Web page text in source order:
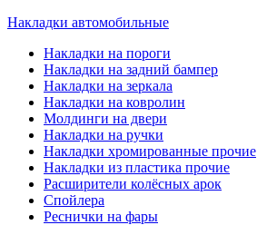
Накладки автомобильные
Накладки на пороги
Накладки на задний бампер
Накладки на зеркала
Накладки на ковролин
Молдинги на двери
Накладки на ручки
Накладки хромированные прочие
Накладки из пластика прочие
Расширители колёсных арок
Спойлера
Реснички на фары